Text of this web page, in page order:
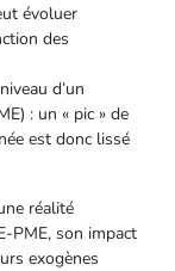
évoluer
des
d’un
: un « pic » de
est donc lissé
réalité
son impact
exogènes